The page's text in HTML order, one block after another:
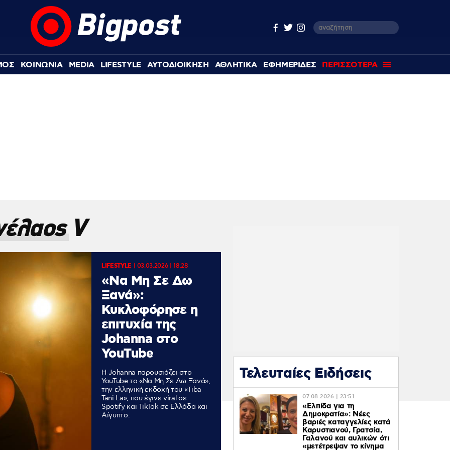
ΚΟΙΝΩΝΙΑ MEDIA LIFESTYLE ΑΥΤΟΔΙΟΙΚΗΣΗ ΑΘΛΗΤΙΚΑ ΕΦΗΜΕΡΙΔΕΣ ΠΕΡΙΣΣΟΤΕΡΑ
V
LIFESTYLE| 03.03.2026 | 18:28
«Να Μη Σε Δω
Ξανά»:
Κυκλοφόρησε η
επιτυχία της
Johanna στο
YouTube
Η Johanna παρουσιάζει στο
YouTube το «Να Μη Σε Δω Ξανά»,
την ελληνική εκδοχή του «Tiba
Tani La», που έγινε viral σε
Spotify και TikTok σε Ελλάδα και
Αίγυπτο.
Τελευταίες Ειδήσεις
07.08.2026 | 23:51
«Ελπίδα για τη
Δημοκρατία»: Νέες
βαριές καταγγελίες κατά
Καρυστιανού, Γρατσία,
Γαλανού και αυλικών ότι
«μετέτρεψαν το κίνημα